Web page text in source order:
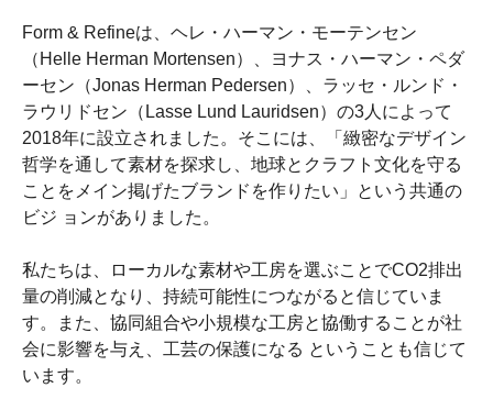
Form & Refineは、ヘレ・ハーマン・モーテンセン
（Helle Herman Mortensen）、ヨナス・ハーマン・ペダ
ーセン（Jonas Herman Pedersen）、ラッセ・ルンド・
ラウリドセン（Lasse Lund Lauridsen）の3人によって
2018年に設立されました。そこには、「緻密なデザイン
哲学を通して素材を探求し、地球とクラフト文化を守る
ことをメイン掲げたブランドを作りたい」という共通の
ビジ ョンがありました。
私たちは、ローカルな素材や工房を選ぶことでCO2排出
量の削減となり、持続可能性につながると信じていま
す。また、協同組合や小規模な工房と協働することが社
会に影響を与え、工芸の保護になる ということも信じて
います。